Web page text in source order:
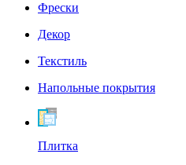
Фрески
Декор
Текстиль
Напольные покрытия
Плитка